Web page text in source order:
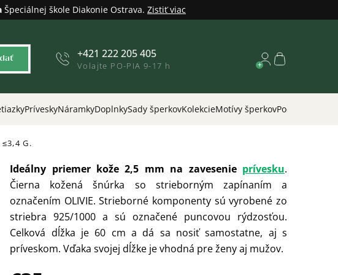
Špeciálnej škole Diakonie Ostrava. Zistiť viac
+421 222 205 405
Volajte PO-PIA 9-17 h
Nákupný
PríveskyNáramkyDoplnkySady šperkovKolekcieMotívy šperkovPodľa
G.
Ideálny priemer kože 2,5 mm na zavesenie prívesku.
Čierna kožená šnúrka so strieborným zapínaním a
označením OLIVIE. Strieborné komponenty sú vyrobené zo
striebra 925/1000 a sú označené puncovou rýdzosťou.
Celková dĺžka je 60 cm a dá sa nosiť samostatne, aj s
príveskom. Vďaka svojej dĺžke je vhodná pre ženy aj mužov.